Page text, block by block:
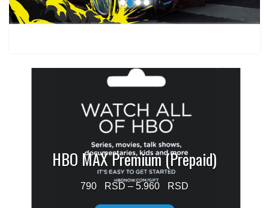
HBO MAX Premium (Prepaid)
790 – 5.960